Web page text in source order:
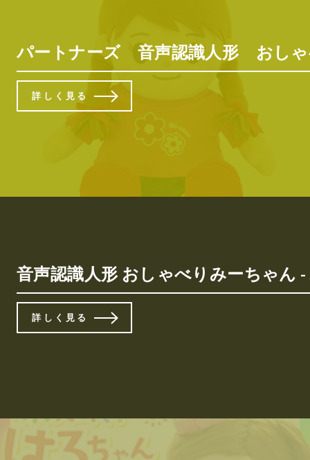
パートナーズ 音声認識人形 おしゃ
詳しく見る
音声認識人形 おしゃべりみーちゃん
詳しく見る